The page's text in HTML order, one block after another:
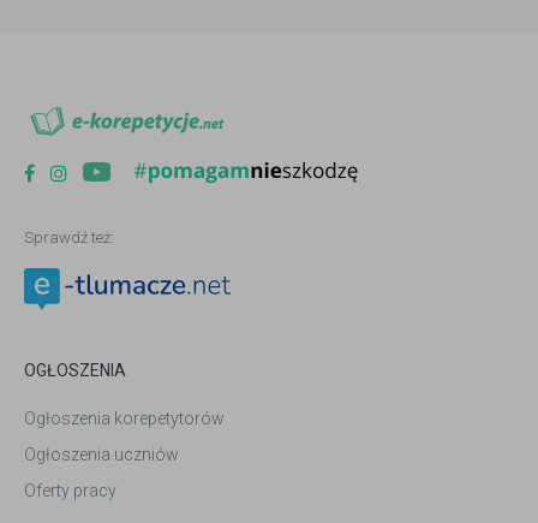
Sprawdź też:
OGŁOSZENIA
Ogłoszenia korepetytorów
Ogłoszenia uczniów
Oferty pracy